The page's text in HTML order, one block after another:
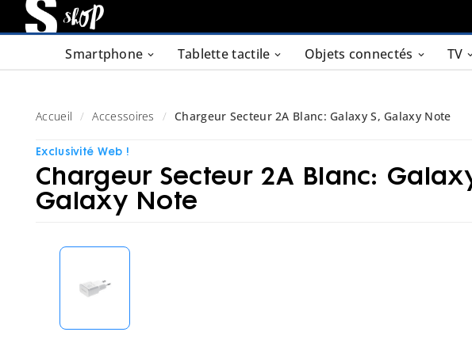
Smartphone Tablette tactile Objets connectés TV
Accueil Accessoires Chargeur Secteur 2A Blanc: Galaxy S, Galaxy Note
Exclusivité Web !
Chargeur Secteur 2A Blanc:
Galaxy Note